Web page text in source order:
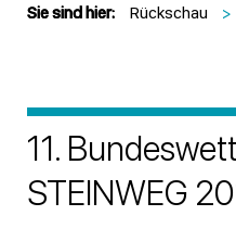
Sie sind hier: Rückschau >
11.
STEINWEG